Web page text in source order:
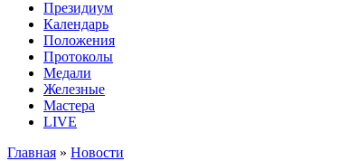
Президиум
Календарь
Положения
Протоколы
Медали
Железные
Мастера
LIVE
Главная » Новости